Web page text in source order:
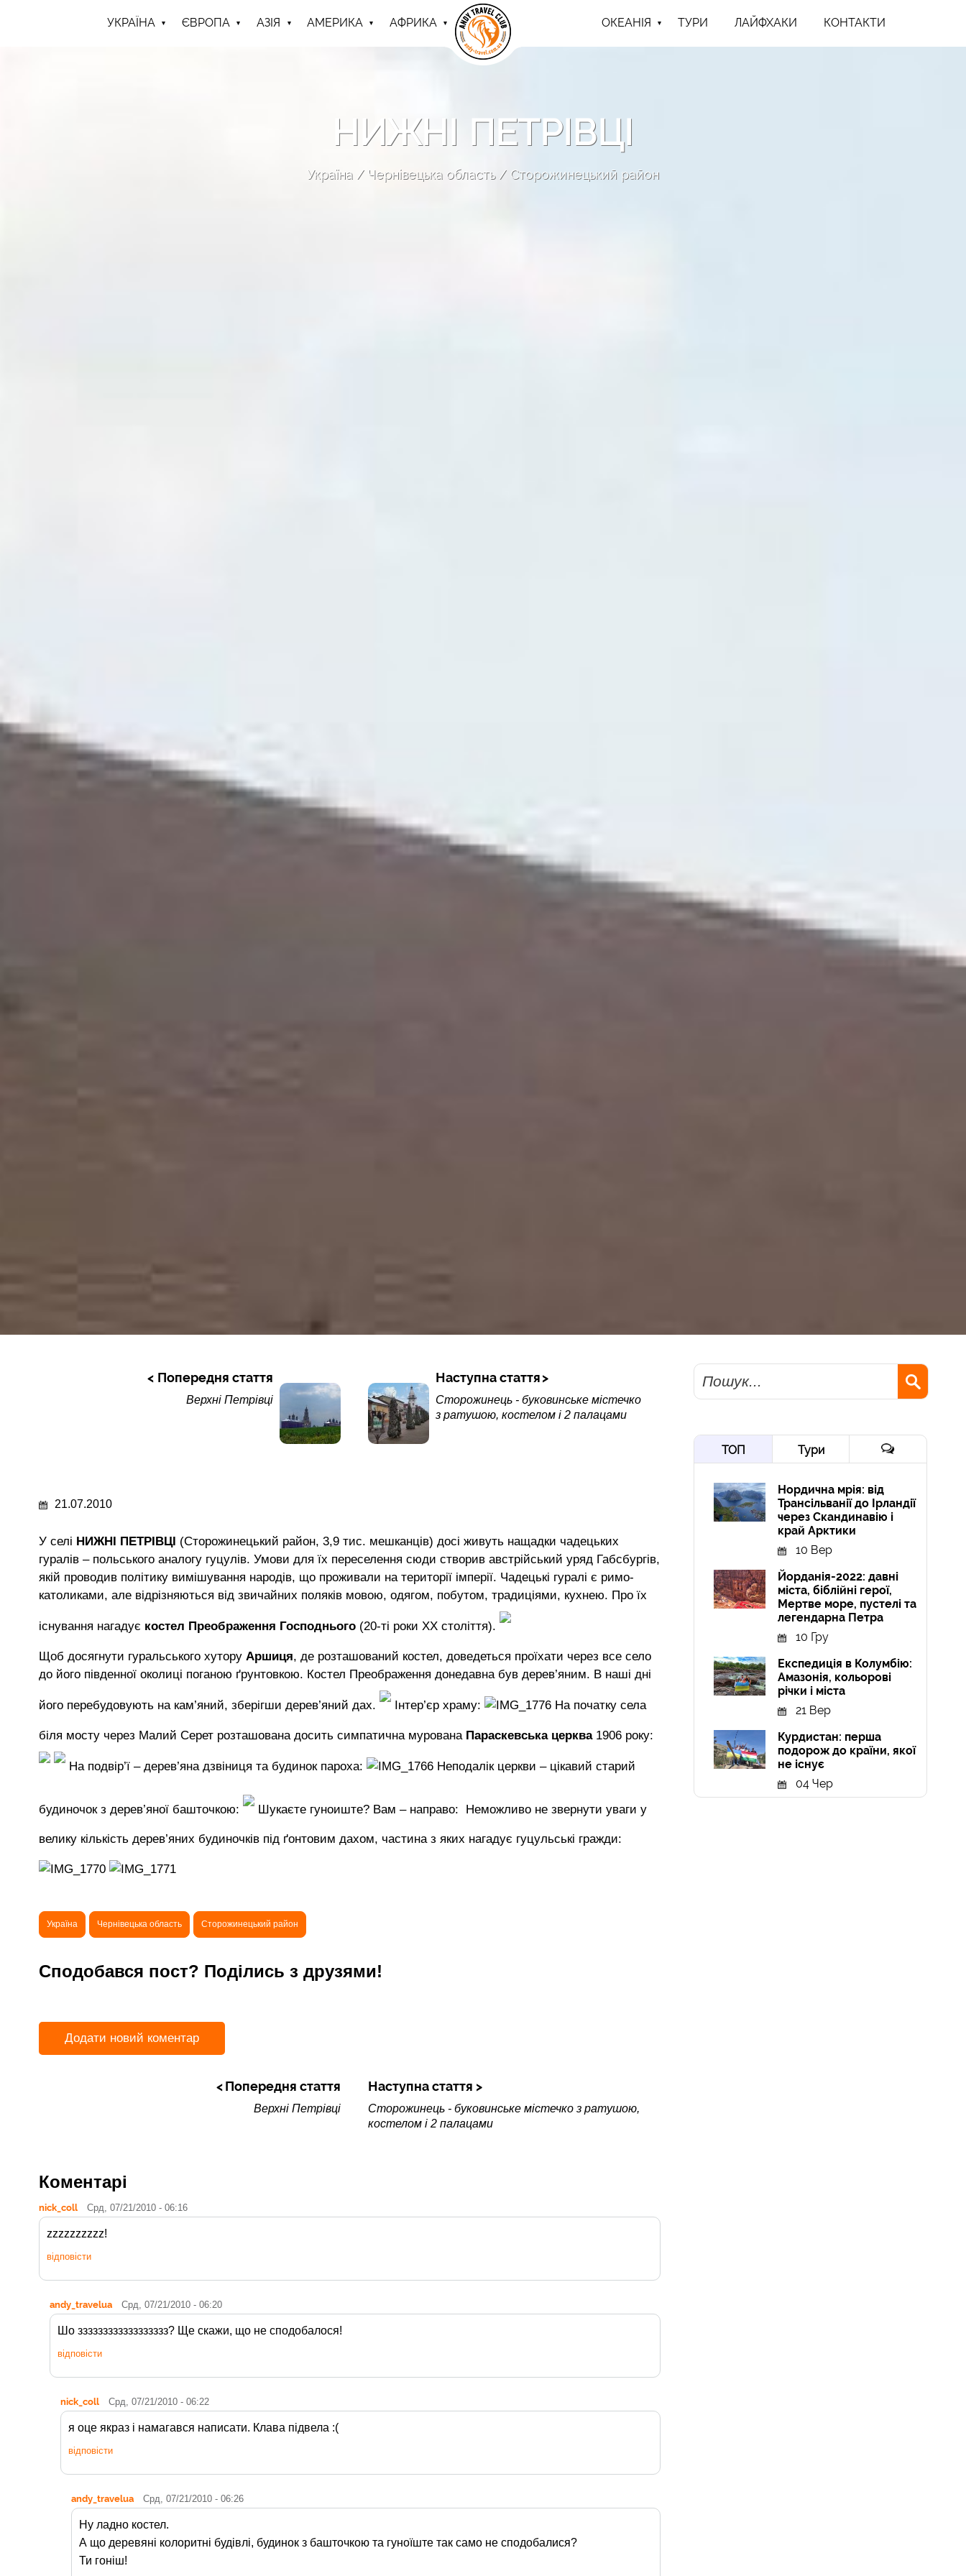
УКРАЇНА ЄВРОПА АЗІЯ АМЕРИКА АФРИКА ОКЕАНІЯ ТУРИ ЛАЙФХАКИ КОНТАКТИ
НИЖНІ ПЕТРІВЦІ
Україна Чернівецька область Сторожинецький район
Попередня стаття
Верхні Петрівці
Наступна стаття
Сторожинець - буковинське містечко
з ратушою, костелом і 2 палацами
21.07.2010
У селі НИЖНІ ПЕТРІВЦІ (Сторожинецький район, 3,9 тис. мешканців) досі живуть нащадки чадецьких
гуралів – польського аналогу гуцулів. Умови для їх переселення сюди створив австрійський уряд Габсбургів,
якій проводив політику вимішування народів, що проживали на території імперії. Чадецькі гуралі є римо-
католиками, але відрізняються від звичайних поляків мовою, одягом, побутом, традиціями, кухнею. Про їх
існування нагадує костел Преображення Господнього (20-ті роки ХХ століття).
Щоб досягнути гуральського хутору Аршиця, де розташований костел, доведеться проїхати через все село
до його південної околиці поганою ґрунтовкою. Костел Преображення донедавна був дерев’яним. В наші дні
його перебудовують на кам’яний, зберігши дерев’яний дах. Інтер’єр храму: На початку села
біля мосту через Малий Серет розташована досить симпатична мурована Параскевська церква 1906 року:
На подвір’ї – дерев’яна дзвіниця та будинок пароха: Неподалік церкви – цікавий старий
будиночок з дерев’яної башточкою: Шукаєте гуноиште? Вам – направо: Неможливо не звернути уваги у
велику кількість дерев’яних будиночків під ґонтовим дахом, частина з яких нагадує гуцульські гражди:
Україна Чернівецька область Сторожинецький район
Сподобався пост? Поділись з друзями!
Додати новий коментар
Попередня стаття
Верхні Петрівці
Наступна стаття
Сторожинець - буковинське містечко з ратушою,
костелом і 2 палацами
Коментарі
nick_coll Срд, 07/21/2010 - 06:16
zzzzzzzzzz!
відповісти
andy_travelua Срд, 07/21/2010 - 06:20
Шо зззззззззззззззззз? Ще скажи, що не сподобалося!
відповісти
nick_coll Срд, 07/21/2010 - 06:22
я оце якраз і намагався написати. Клава підвела :(
відповісти
andy_travelua Срд, 07/21/2010 - 06:26
Ну ладно костел.
А що деревяні колоритні будівлі, будинок з башточкою та гуноїште так само не сподобалися?
Ти гоніш!
Пошук
ТОП Тури
Нордична мрія: від
Трансільванії до Ірландії
через Скандинавію і
край Арктики
10 Вер
Йорданія-2022: давні
міста, біблійні герої,
Мертве море, пустелі та
легендарна Петра
10 Гру
Експедиція в Колумбію:
Амазонія, кольорові
річки і міста
21 Вер
Курдистан: перша
подорож до країни, якої
не існує
04 Чер